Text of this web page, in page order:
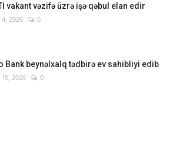
vakant vəzifə üzrə işə qəbul elan edir
2026 0
Bank beynəlxalq tədbirə ev sahibliyi edib
2026 0